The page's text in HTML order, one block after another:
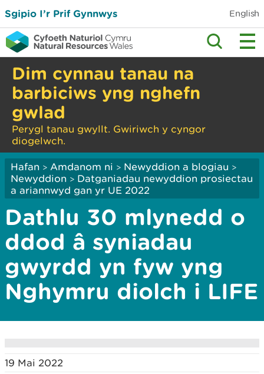
Sgipio I’r Prif Gynnwys English
Dim cynnau tanau na
barbiciws yng nghefn
gwlad
Perygl tanau gwyllt. Gwiriwch y cyngor
diogelwch.
Hafan > Amdanom ni > Newyddion a blogiau >
Newyddion > Datganiadau newyddion prosiectau
a ariannwyd gan yr UE 2022
Dathlu 30 mlynedd o
ddod â syniadau
gwyrdd yn fyw yng
Nghymru diolch i LIFE
19 Mai 2022